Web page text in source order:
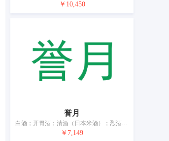
￥10,450
誉月
白酒；开胃酒；清酒（日本米酒）；烈酒（饮料）；烧酒；果酒（含酒精）；米酒；葡萄酒；鸡尾酒；黄酒
￥7,149